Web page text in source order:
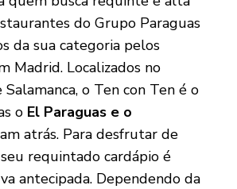
do Grupo Paraguas
da sua categoria pelos
Madrid. Localizados no
o Ten con Ten é o
o El Paraguas e o
atrás. Para desfrutar de
requintado cardápio é
antecipada. Dependendo da